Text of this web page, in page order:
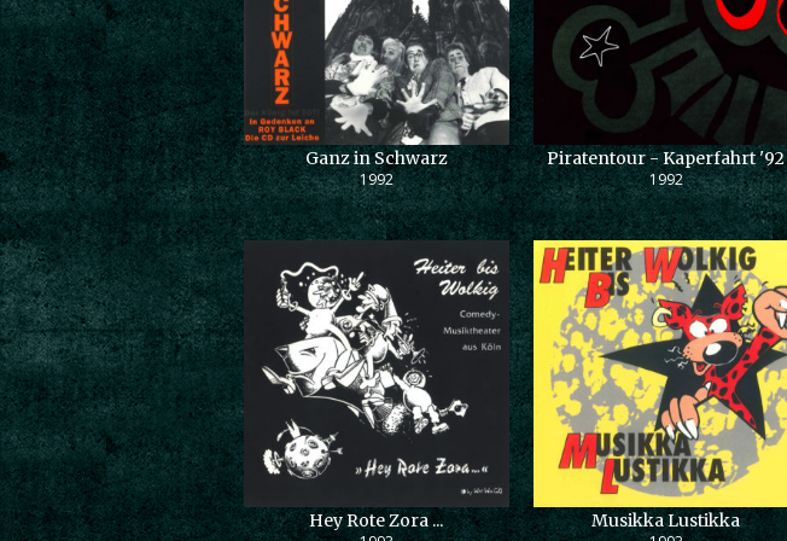
Ganz in Schwarz
1992
Piratentour - Kaperfahrt '92
1992
Hey Rote Zora ... Musikka Lustikka